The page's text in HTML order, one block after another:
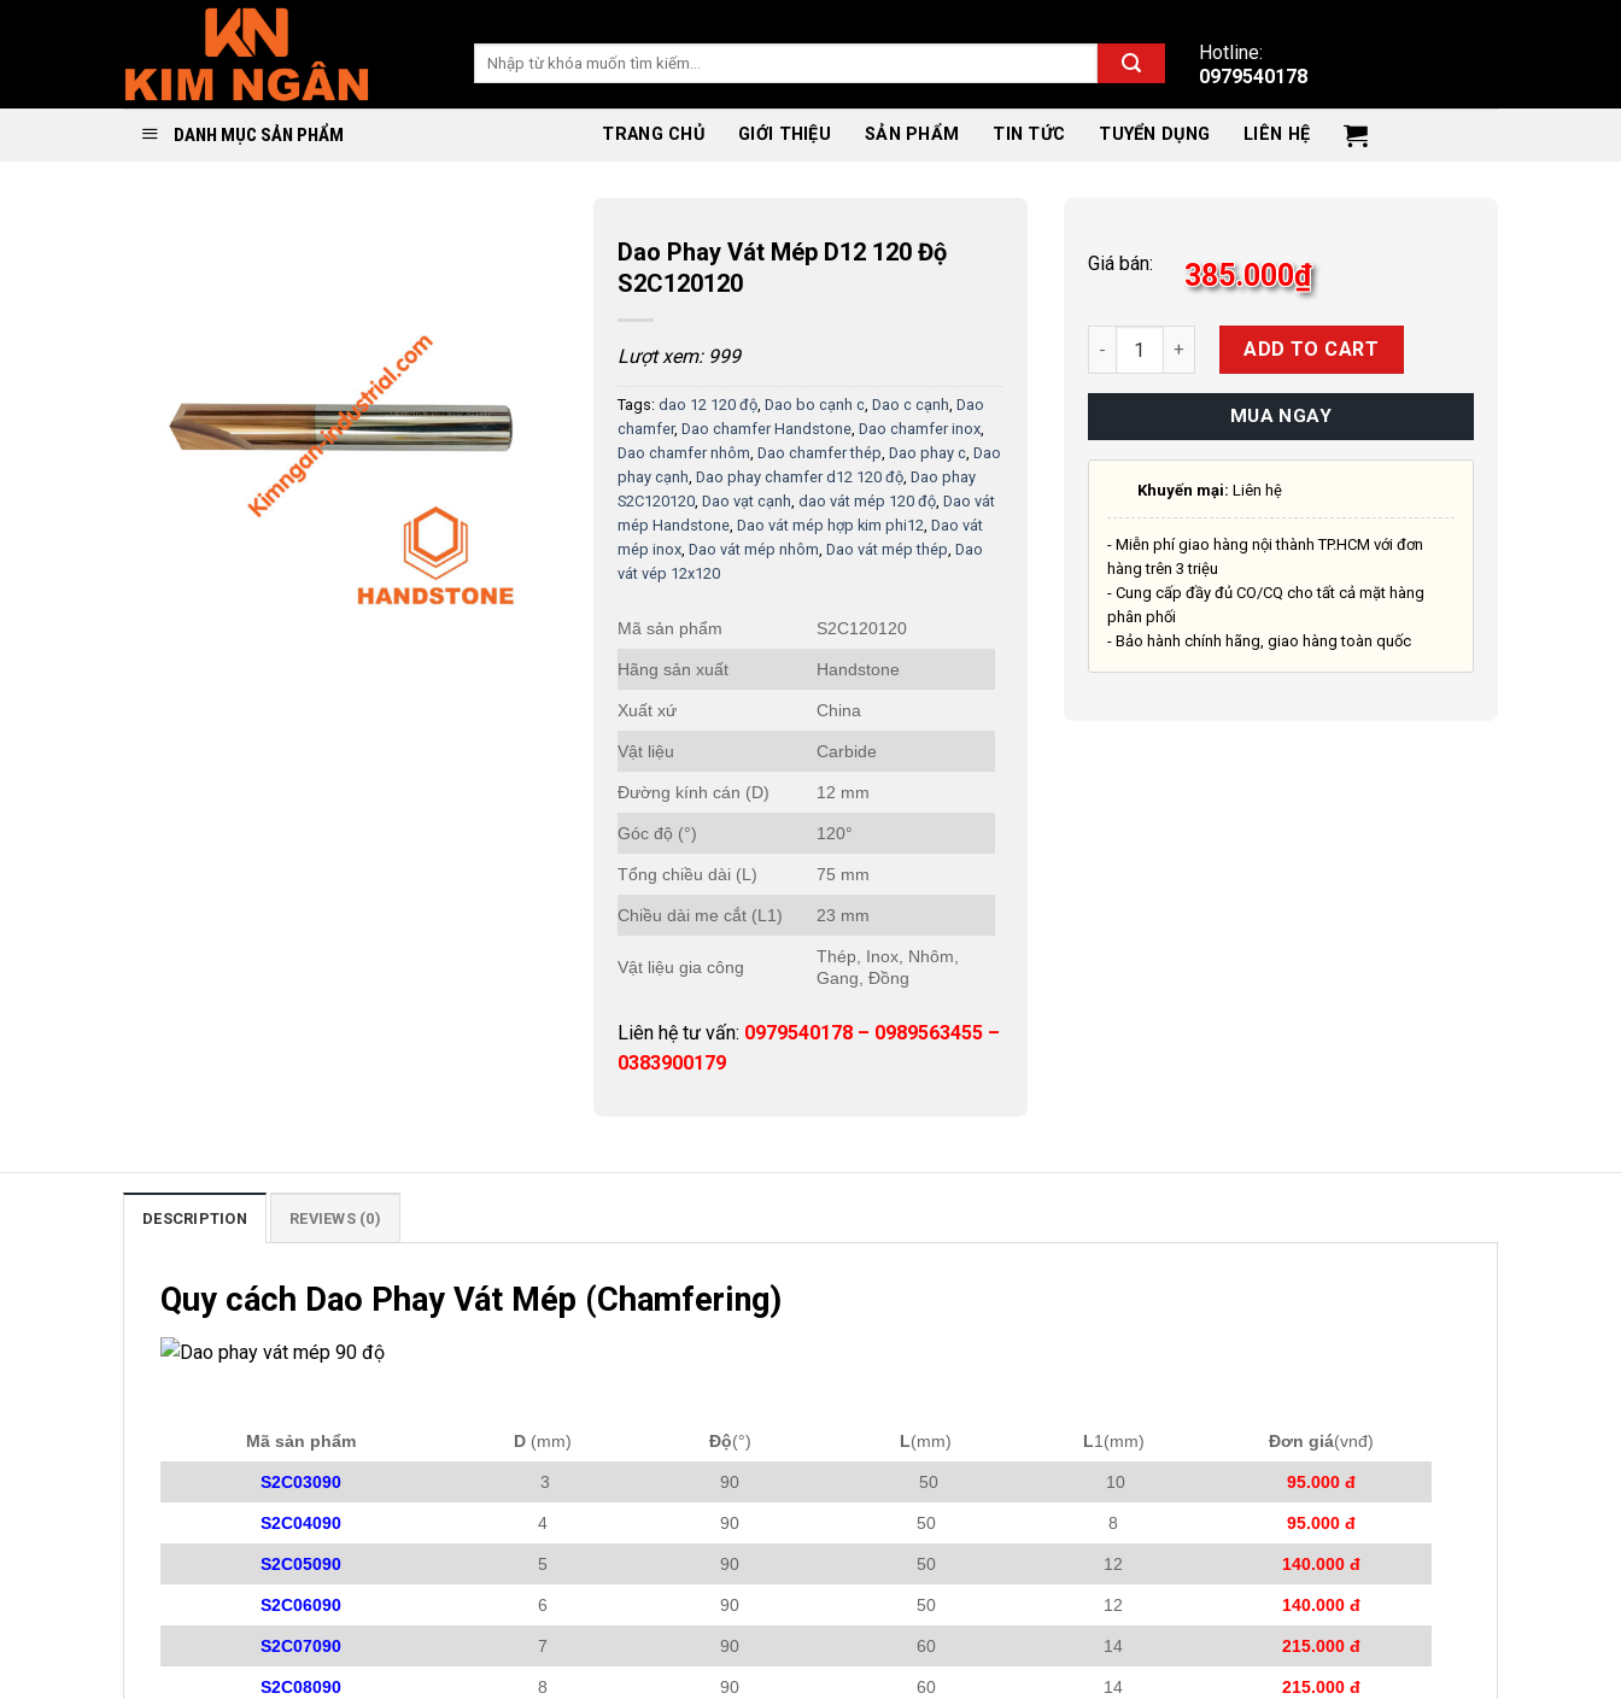
Search
Hotline:
0979540178
DANH MỤC SẢN PHẨM TRANG CHỦ GIỚI THIỆU SẢN PHẨM TIN TỨC TUYỂN DỤNG LIÊN HỆ
Dao Phay Vát Mép D12 120 Độ
S2C120120
Lượt xem: 999
Tags: dao 12 120 độ, Dao bo cạnh c, Dao c cạnh, Dao
chamfer, Dao chamfer Handstone, Dao chamfer inox,
Dao chamfer nhôm, Dao chamfer thép, Dao phay c, Dao
phay cạnh, Dao phay chamfer d12 120 độ, Dao phay
S2C120120, Dao vạt cạnh, dao vát mép 120 độ, Dao vát
mép Handstone, Dao vát mép hợp kim phi12, Dao vát
mép inox, Dao vát mép nhôm, Dao vát mép thép, Dao
vát vép 12x120
Mã sản phẩm S2C120120
Hãng sản xuất Handstone
Xuất xứ China
Vật liệu Carbide
Đường kính cán (D) 12 mm
Góc độ (°) 120°
Tổng chiều dài (L) 75 mm
Chiều dài me cắt (L1) 23 mm
Vật liệu gia công
Thép, Inox, Nhôm,
Gang, Đồng
Liên hệ tư vấn: 0979540178 – 0989563455 –
0383900179
Giá bán: 385.000₫
Quantity ADD TO CART
MUA NGAY
Khuyến mại: Liên hệ
- Miễn phí giao hàng nội thành TP.HCM với đơn
hàng trên 3 triệu
- Cung cấp đầy đủ CO/CQ cho tất cả mặt hàng
phân phối
- Bảo hành chính hãng, giao hàng toàn quốc
DESCRIPTION REVIEWS (0)
Quy cách Dao Phay Vát Mép (Chamfering)
Mã sản phẩm D (mm) Độ(°) L(mm) L1(mm) Đơn giá(vnđ)
S2C03090 3 90 50 10 95.000 đ
S2C04090 4 90 50 8 95.000 đ
S2C05090 5 90 50 12 140.000 đ
S2C06090 6 90 50 12 140.000 đ
S2C07090 7 90 60 14 215.000 đ
S2C08090 8 90 60 14 215.000 đ